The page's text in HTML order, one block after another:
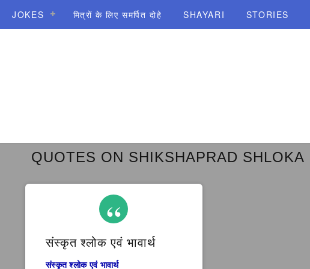
JOKES मित्रों के लिए समर्पित दोहे SHAYARI STORIES
QUOTES ON SHIKSHAPRAD SHLOKA
संस्कृत श्लोक एवं भावार्थ
संस्कृत श्लोक एवं भावार्थ